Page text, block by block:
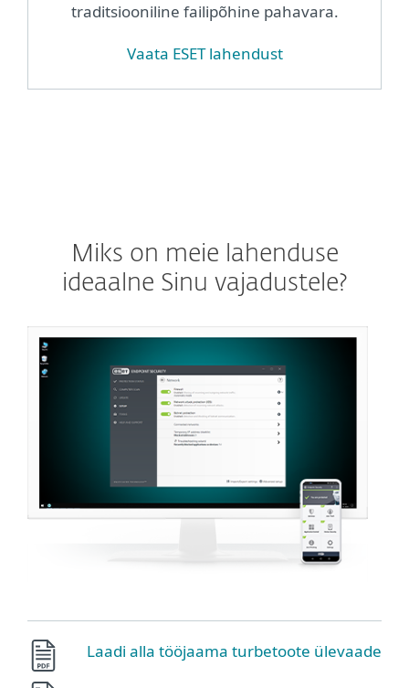
traditsiooniline failipõhine pahavara.
Vaata ESET lahendust
Miks on meie lahenduse
ideaalne Sinu vajadustele?
Laadi alla tööjaama turbetoote ülevaade